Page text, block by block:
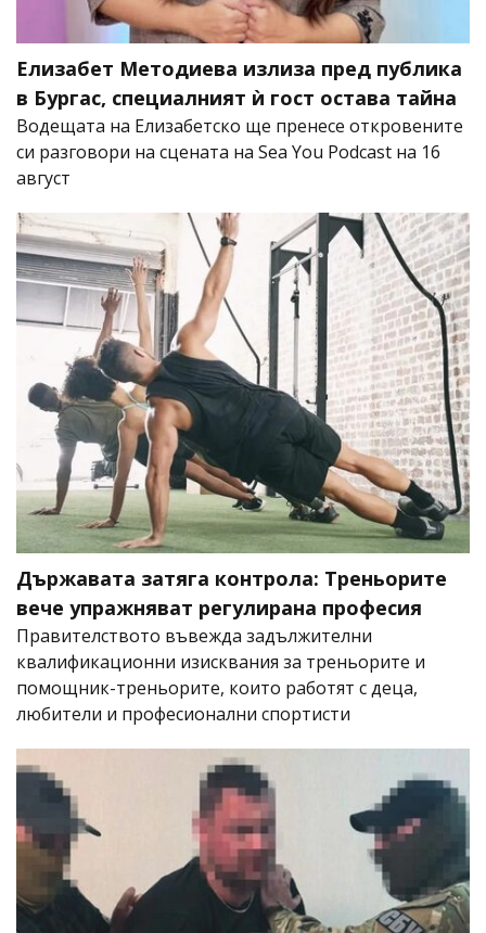
Елизабет Методиева излиза пред публика
в Бургас, специалният ѝ гост остава тайна
Водещата на Елизабетско ще пренесе откровените
си разговори на сцената на Sea You Podcast на 16
август
Държавата затяга контрола: Треньорите
вече упражняват регулирана професия
Правителството въвежда задължителни
квалификационни изисквания за треньорите и
помощник-треньорите, които работят с деца,
любители и професионални спортисти